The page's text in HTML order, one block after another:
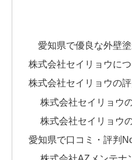
愛知県で優良な外壁
株式会社セイリョウに
株式会社セイリョウの
株式会社セイリョウ
株式会社セイリョウ
愛知県で口コミ・評判